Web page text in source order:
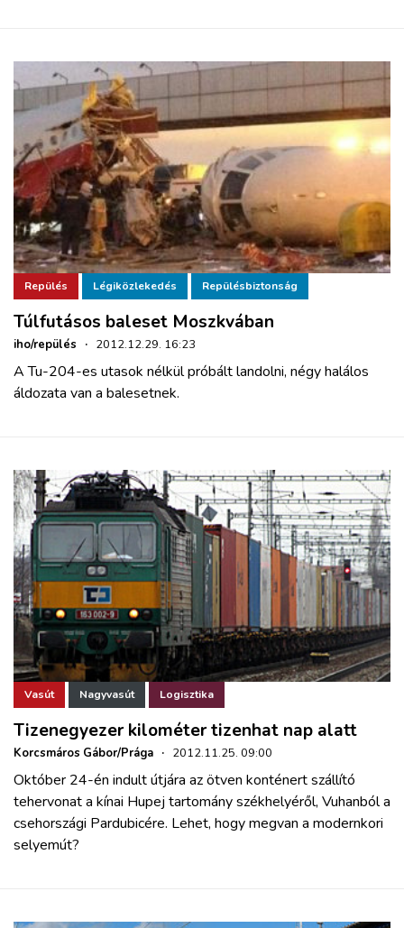
Repülés Légiközlekedés Repülésbiztonság
Túlfutásos baleset Moszkvában
iho/repülés · 2012.12.29. 16:23
A Tu-204-es utasok nélkül próbált landolni, négy halálos
áldozata van a balesetnek.
Vasút Nagyvasút Logisztika
Tizenegyezer kilométer tizenhat nap alatt
Korcsmáros Gábor/Prága · 2012.11.25. 09:00
Október 24-én indult útjára az ötven konténert szállító
tehervonat a kínai Hupej tartomány székhelyéről, Vuhanból a
csehországi Pardubicére. Lehet, hogy megvan a modernkori
selyemút?